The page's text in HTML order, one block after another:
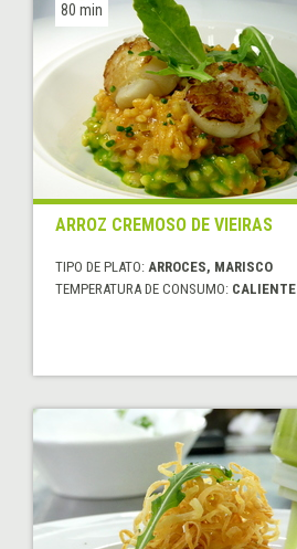
80 min
ARROZ CREMOSO DE VIEIRAS
TIPO DE PLATO: ARROCES, MARISCO
TEMPERATURA DE CONSUMO: CALIENTE